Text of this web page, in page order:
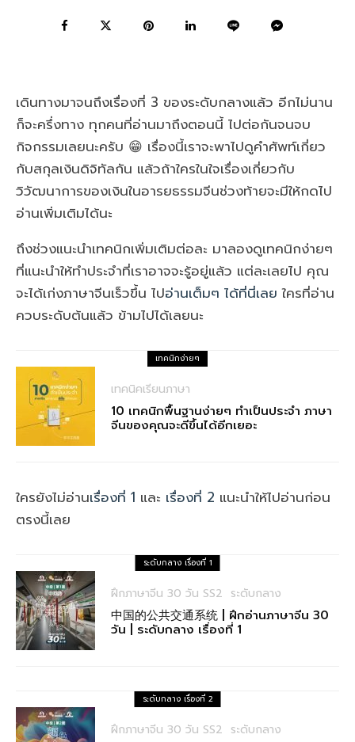
เดินทางมาจนถึงเรื่องที่ 3 ของระดับกลางแล้ว อีกไม่นาน
ก็จะครึ่งทาง ทุกคนที่อ่านมาถึงตอนนี้ ไปต่อกันจนจบ
กิจกรรมเลยนะครับ 😁 เรื่องนี้เราจะพาไปดูคำศัพท์เกี่ยว
กับสกุลเงินดิจิทัลกัน แล้วถ้าใครในใจเรื่องเกี่ยวกับ
วิวัฒนาการของเงินในอารยธรรมจีนช่วงท้ายจะมีให้กดไป
อ่านเพิ่มเติมได้นะ
ถึงช่วงแนะนำเทคนิกเพิ่มเติมต่อละ มาลองดูเทคนิกง่ายๆ
ที่แนะนำให้ทำประจำที่เราอาจจะรู้อยู่แล้ว แต่ละเลยไป คุณ
จะได้เก่งภาษาจีนเร็วขึ้น ไปอ่านเต็มๆ ได้ที่นี่เลย ใครที่อ่าน
ควบระดับต้นแล้ว ข้ามไปได้เลยนะ
เทคนิกง่ายๆ
เทคนิคเรียนภาษา
10 เทคนิกพื้นฐานง่ายๆ ทำเป็นประจำ ภาษา
จีนของคุณจะดีขึ้นได้อีกเยอะ
ใครยังไม่อ่านเรื่องที่ 1 และ เรื่องที่ 2 แนะนำให้ไปอ่านก่อน
ตรงนี้เลย
ระดับกลาง เรื่องที่ 1
ฝึกภาษาจีน 30 วัน SS2 ระดับกลาง
中国的公共交通系统 | ฝึกอ่านภาษาจีน 30
วัน | ระดับกลาง เรื่องที่ 1
ระดับกลาง เรื่องที่ 2
ฝึกภาษาจีน 30 วัน SS2 ระดับกลาง